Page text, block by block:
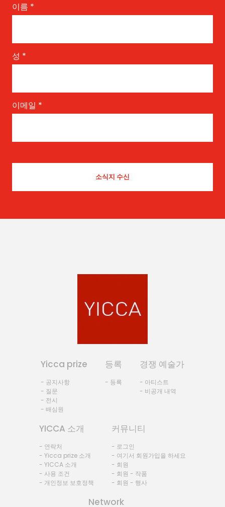
이름 *
성 *
이메일 *
Yicca prize
- 공지사항
- 질문
- 전시
- 배심원
등록
- 등록
경쟁 예술가
- 아티스트
- 비공개 내역
YICCA 소개
- 연락처
- Yicca prize 소개
- YICCA 소개
- 사용 조건
- 개인정보 보호정책
커뮤니티
- 로그인
- 여기서 회원가입을 하세요
- 회원
- 회원 - 작품
- 회원 - 행사
Network